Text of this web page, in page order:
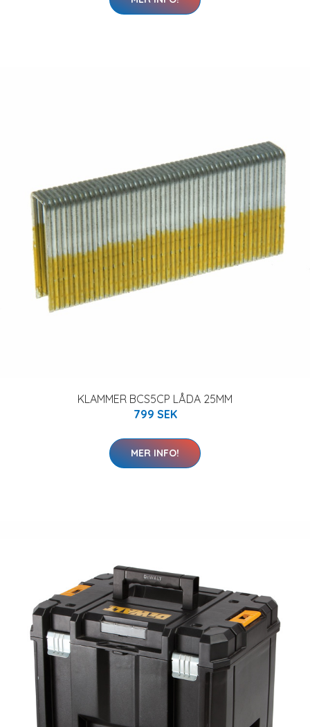
KLAMMER BCS5CP LÅDA 25MM
799 SEK
MER INFO!